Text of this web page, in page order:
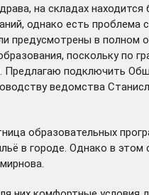
на складах находится
однако есть проблема
предусмотрены в полном
поскольку по
Предлагаю подключить
ведомства
образовательных
в городе. Однако в этом